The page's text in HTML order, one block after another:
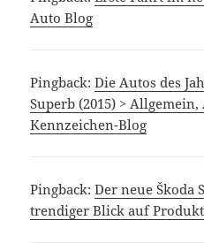
Auto Blog
Pingback:Die Autos des
Superb (2015) > Allgemein,
Kennzeichen-Blog
Pingback:Der neue Škoda
trendiger Blick auf